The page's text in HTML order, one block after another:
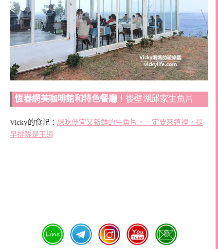
恆春網美咖啡館和特色餐廳！ 後壁湖邱家生魚片
Vicky的食記： 想吃便宜又新鮮的生魚片，一定要來這裡，提
早排隊是王道